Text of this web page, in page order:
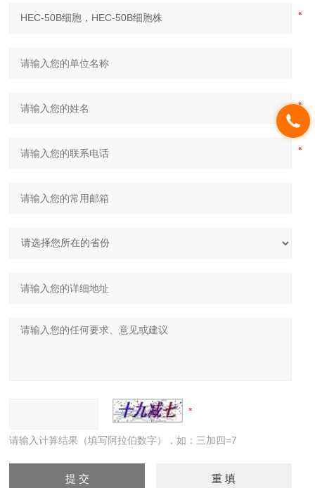
请输入计算结果（填写阿拉伯数字），如：三加四=7